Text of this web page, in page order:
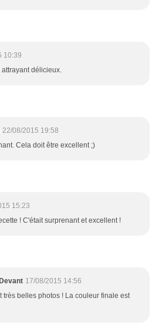
10:39
délicieux.
22/08/2015 19:58
Cela doit être excellent ;)
15:23
! C'était surprenant et excellent !
17/08/2015 14:56
très belles photos ! La couleur finale est